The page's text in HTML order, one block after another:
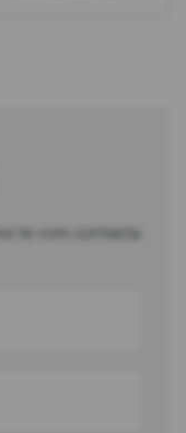
te vom contacta